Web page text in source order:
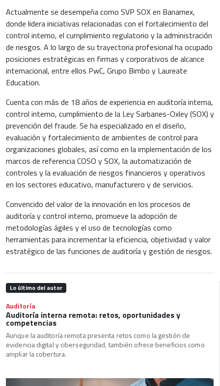
Actualmente se desempeña como SVP SOX en Banamex,
donde lidera iniciativas relacionadas con el fortalecimiento del
control interno, el cumplimiento regulatorio y la administración
de riesgos. A lo largo de su trayectoria profesional ha ocupado
posiciones estratégicas en firmas y corporativos de alcance
internacional, entre ellos PwC, Grupo Bimbo y Laureate
Education.
Cuenta con más de 18 años de experiencia en auditoría interna,
control interno, cumplimiento de la Ley Sarbanes-Oxley (SOX) y
prevención del fraude. Se ha especializado en el diseño,
evaluación y fortalecimiento de ambientes de control para
organizaciones globales, así como en la implementación de los
marcos de referencia COSO y SOX, la automatización de
controles y la evaluación de riesgos financieros y operativos
en los sectores educativo, manufacturero y de servicios.
Convencido del valor de la innovación en los procesos de
auditoría y control interno, promueve la adopción de
metodologías ágiles y el uso de tecnologías como
herramientas para incrementar la eficiencia, objetividad y valor
estratégico de las funciones de auditoría y gestión de riesgos.
Lo último del autor
Auditoría
Auditoría interna remota: retos, oportunidades y
competencias
Aunque la auditoría remota presenta retos como la gestión de
evidencia digital y ciberseguridad, también ofrece beneficios como
ampliar la cobertura.